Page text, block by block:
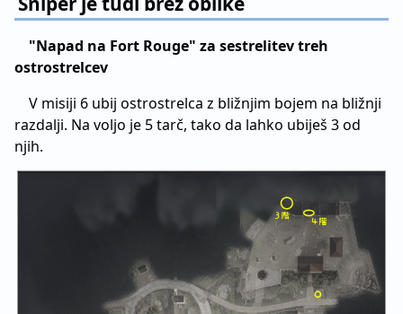
"Napad na Fort Rouge" za sestrelitev treh
ostrostrelcev
V misiji 6 ubij ostrostrelca z bližnjim bojem na bližnji
razdalji. Na voljo je 5 tarč, tako da lahko ubiješ 3 od
njih.